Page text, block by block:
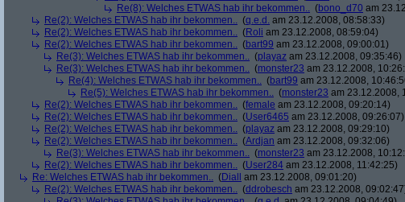
Re(8): Welches ETWAS hab ihr bekommen.. (bono_d70 am
Re(2): Welches ETWAS hab ihr bekommen.. (q.e.d. am 23.12.2008, 08:58:33)
Re(2): Welches ETWAS hab ihr bekommen.. (Roli am 23.12.2008, 08:59:04)
Re(2): Welches ETWAS hab ihr bekommen.. (bart99 am 23.12.2008, 09:00:01)
Re(3): Welches ETWAS hab ihr bekommen.. (playaz am 23.12.2008, 09:35:46)
Re(3): Welches ETWAS hab ihr bekommen.. (monster23 am 23.12.2008,
Re(4): Welches ETWAS hab ihr bekommen.. (bart99 am 23.12.2008,
Re(5): Welches ETWAS hab ihr bekommen.. (monster23 am 23.12.2008,
Re(2): Welches ETWAS hab ihr bekommen.. (female am 23.12.2008, 09:20:14)
Re(2): Welches ETWAS hab ihr bekommen.. (User6465 am 23.12.2008, 09:26:07)
Re(2): Welches ETWAS hab ihr bekommen.. (playaz am 23.12.2008, 09:29:10)
Re(2): Welches ETWAS hab ihr bekommen.. (Ardjan am 23.12.2008, 09:32:06)
Re(3): Welches ETWAS hab ihr bekommen.. (monster23 am 23.12.2008,
Re(2): Welches ETWAS hab ihr bekommen.. (User284 am 23.12.2008, 11:42:25)
Re: Welches ETWAS hab ihr bekommen.. (Diall
am 23.12.2008, 09:01:20)
Re(2): Welches ETWAS hab ihr bekommen.. (ddrobesch am 23.12.2008,